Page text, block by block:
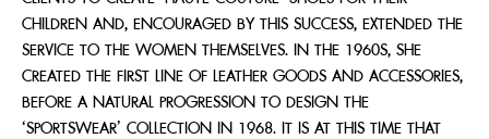
CHILDREN AND, ENCOURAGED BY THIS SUCCESS, EXTENDED THE
SERVICE TO THE WOMEN THEMSELVES. IN THE 1960S, SHE
CREATED THE FIRST LINE OF LEATHER GOODS AND ACCESSORIES,
BEFORE A NATURAL PROGRESSION TO DESIGN THE
‘SPORTSWEAR’ COLLECTION IN 1968. IT IS AT THIS TIME THAT